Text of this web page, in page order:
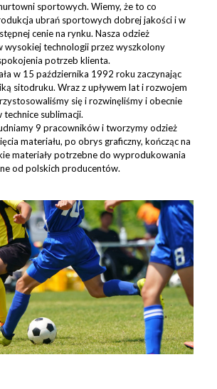
sportowych. Wiemy, że to co
ubrań sportowych dobrej jakości i w
cenie na rynku. Nasza odzież
wysokiej technologii przez wyszkolony
potrzeb klienta.
w 15 października 1992 roku zaczynając
sitodruku. Wraz z upływem lat i rozwojem
się i rozwinęliśmy i obecnie
sublimacji.
9 pracowników i tworzymy odzież
materiału, po obrys graficzny, kończąc na
materiały potrzebne do wyprodukowania
od polskich producentów.